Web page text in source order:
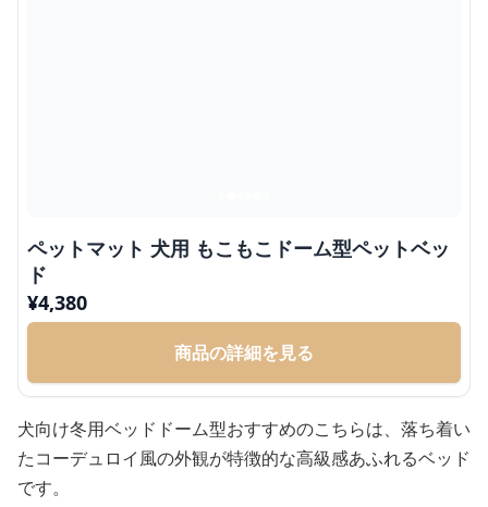
ペットマット 犬用 もこもこドーム型ペットベッ
ド
¥4,380
商品の詳細を見る
犬向け冬用ベッドドーム型おすすめのこちらは、落ち着い
たコーデュロイ風の外観が特徴的な高級感あふれるベッド
です。